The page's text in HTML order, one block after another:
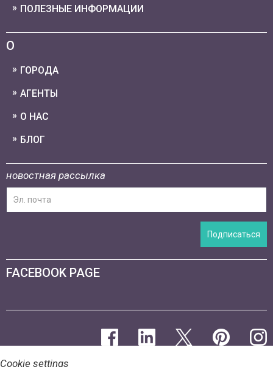
ПОЛЕЗНЫЕ ИНФОРМАЦИИ
О
ГОРОДА
АГЕНТЫ
О НАС
БЛОГ
новостная рассылка
Подписаться
FACEBOOK PAGE
Cookie settings